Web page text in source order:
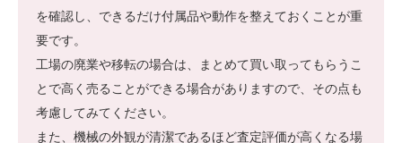
を確認し、できるだけ付属品や動作を整えておくことが重
要です。
工場の廃業や移転の場合は、まとめて買い取ってもらうこ
とで高く売ることができる場合がありますので、その点も
考慮してみてください。
また、機械の外観が清潔であるほど査定評価が高くなる場